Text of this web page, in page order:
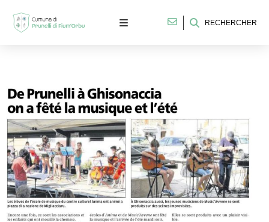
RECHERCHER